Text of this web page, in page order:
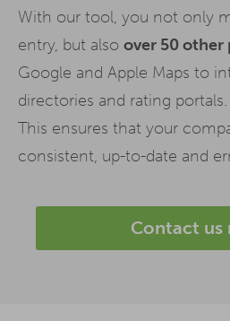
With our tool, you not only
entry, but also over 50 other
Google and Apple Maps to
directories and rating portals.
This ensures that your
consistent, up-to-date and
Contact us